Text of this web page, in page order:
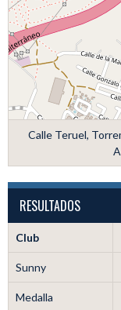
Calle Teruel,
RESULTADOS
Club
Sunny
Medalla